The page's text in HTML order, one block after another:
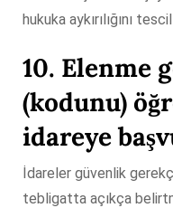
hukuka aykırılığını
10. Elenme
(kodunu)
idareye
İdareler güvenlik
tebligatta açıkça